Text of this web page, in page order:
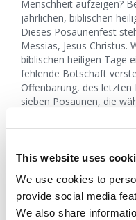
This website uses
We use cookies to
provide social media
We also share
Menschheit aufzeigen?
jährlichen, biblischen
Dieses Posaunenfest
Messias, Jesus Christus.
biblischen heiligen Tage
fehlende Botschaft
Offenbarung, des letzten
sieben Posaunen, die
Bekanntmachung
Engel blies seine
Welt unseres Herrn und
wird regieren von
15)!